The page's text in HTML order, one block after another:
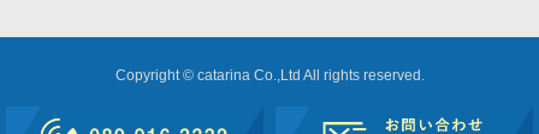
Copyright © catarina Co.,Ltd All rights reserved.